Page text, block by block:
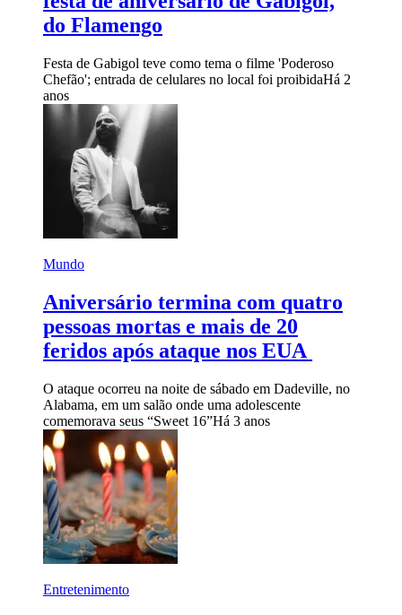
do Flamengo
Festa de Gabigol teve como tema o filme 'Poderoso
Chefão'; entrada de celulares no local foi proibidaHá 2
anos
Mundo
Aniversário termina com quatro
pessoas mortas e mais de 20
feridos após ataque nos EUA
O ataque ocorreu na noite de sábado em Dadeville, no
Alabama, em um salão onde uma adolescente
comemorava seus “Sweet 16”Há 3 anos
Entretenimento